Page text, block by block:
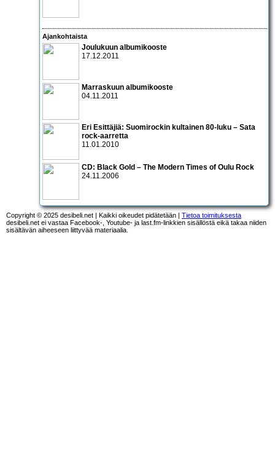
Ajankohtaista
Joulukuun albumikooste
17.12.2011
Marraskuun albumikooste
04.11.2011
Eri Esittäjiä: Suomirockin kultainen 80-luku – Sata
rock-aarretta
11.01.2010
CD: Black Gold – The Modern Times of Oulu Rock
24.11.2006
Copyright © 2025 desibeli.net | Kaikki oikeudet pidätetään | Tietoa toimituksesta
desibeli.net ei vastaa Facebook-, Youtube- ja last.fm-linkkien sisällöstä eikä takaa niiden
sisältävän aiheeseen liittyvää materiaalia.